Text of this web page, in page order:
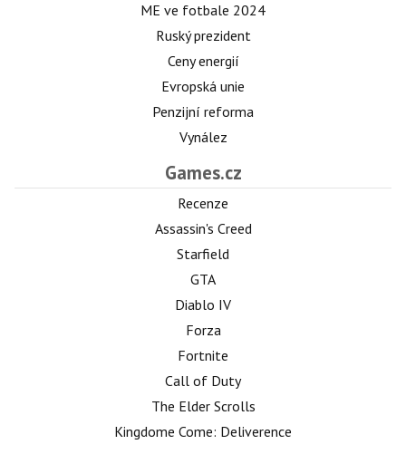
ME ve fotbale 2024
Ruský prezident
Ceny energií
Evropská unie
Penzijní reforma
Vynález
Games.cz
Recenze
Assassin's Creed
Starfield
GTA
Diablo IV
Forza
Fortnite
Call of Duty
The Elder Scrolls
Kingdome Come: Deliverence